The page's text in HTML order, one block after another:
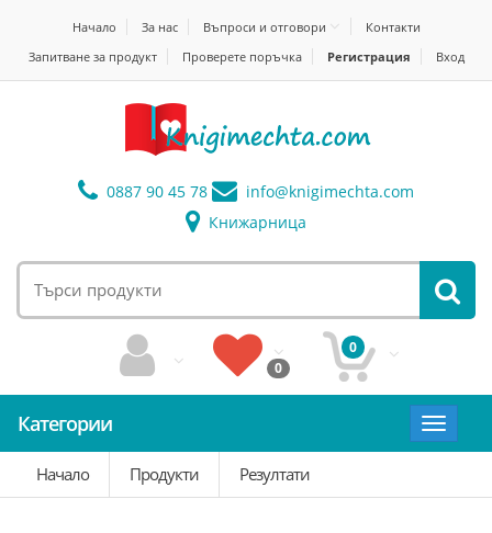
Начало За нас Въпроси и отговори
Контакти
Запитване за продукт
Проверете поръчка Регистрация Вход
0887 90 45 78 info@knigimechta.com
Книжарница
0
0
Категории
Toggle
Начало
Продукти Резултати